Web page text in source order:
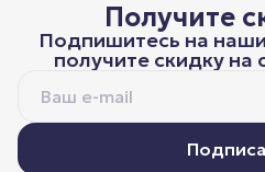
Получите
Подпишитесь на
получите скидку